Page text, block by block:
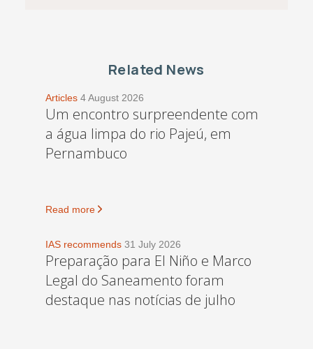
Related News
Articles 4 August 2026
Um encontro surpreendente com
a água limpa do rio Pajeú, em
Pernambuco
Read more
IAS recommends 31 July 2026
Preparação para El Niño e Marco
Legal do Saneamento foram
destaque nas notícias de julho